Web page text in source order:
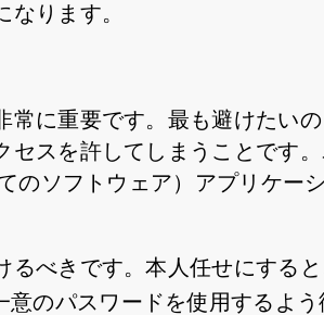
ります。
常に重要です。最も避けたいの
セスを許してしまうことです
のソフトウェア）アプリケー
べきです。本人任せにすると
のパスワードを使用するよう